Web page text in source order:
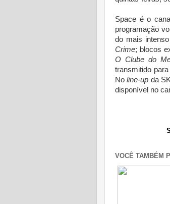
Space é o
programação
do mais
Crime; blocos
O Clube do
transmitido
Noline-up da
disponível no
VOCÊ TAMBÉM